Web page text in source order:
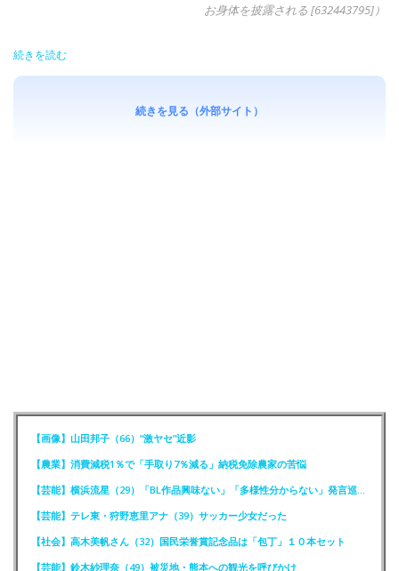
お身体を披露される [632443795]）
続きを読む
続きを見る（外部サイト）
【画像】山田邦子（66）“激ヤセ”近影
【農業】消費減税1％で「手取り7％減る」納税免除農家の苦悩
【芸能】テレ東・狩野恵里アナ（39）サッカー少女だった
【社会】高木美帆さん（32）国民栄誉賞記念品は「包丁」１０本セット
【芸能】鈴木紗理奈（49）被災地・熊本への観光を呼びかけ